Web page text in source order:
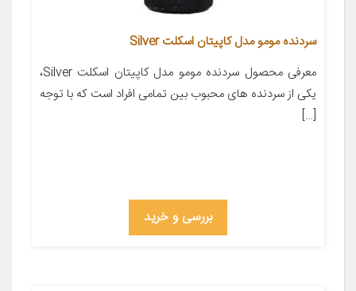
سردنده مومو مدل کاپیتان اسکلت Silver
معرفی محصول سردنده مومو مدل کاپیتان اسکلت Silver،
یکی از سردنده های محبوب بین تمامی افراد است که با توجه
[…]
بررسی و خرید